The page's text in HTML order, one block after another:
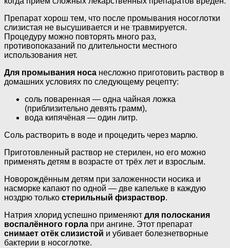
Препарат хорош тем, что после промывания носоглотки
слизистая не высушивается и не травмируется.
Процедуру можно повторять много раз,
противопоказаний по длительности местного
использования нет.
Для промывания носа несложно приготовить раствор в
домашних условиях по следующему рецепту:
соль поваренная — одна чайная ложка
(приблизительно девять грамм),
вода кипячёная — один литр.
Соль растворить в воде и процедить через марлю.
Приготовленный раствор не стерилен, но его можно
применять детям в возрасте от трёх лет и взрослым.
Новорождённым детям при заложенности носика и
насморке капают по одной — две капельке в каждую
ноздрю только стерильный физраствор.
Натрия хлорид успешно применяют для полоскания
воспалённого горла при ангине. Этот препарат
снимает отёк слизистой и убивает болезнетворные
бактерии в носоглотке.